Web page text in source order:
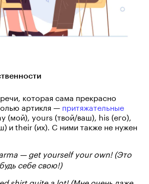
которая сама прекрасно
артикля — притяжательные
(мой), yours (твой/ваш), his (его),
и their (их). С ними также не нужен
— get yourself your own! (Это
себе свою!)